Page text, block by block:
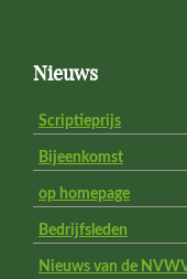
FooterNieuws
Scriptieprijs
Bijeenkomst
op homepage
Bedrijfsleden
Nieuws van de